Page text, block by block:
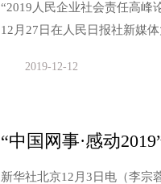
“2019人民企业社会责任高峰
12月27日在人民日报社新媒
2019-12-12
“中国网事·感动
新华社北京12月3日电（李宗